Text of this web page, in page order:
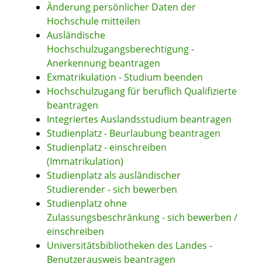
Änderung persönlicher Daten der
Hochschule mitteilen
Ausländische
Hochschulzugangsberechtigung -
Anerkennung beantragen
Exmatrikulation - Studium beenden
Hochschulzugang für beruflich Qualifizierte
beantragen
Integriertes Auslandsstudium beantragen
Studienplatz - Beurlaubung beantragen
Studienplatz - einschreiben
(Immatrikulation)
Studienplatz als ausländischer
Studierender - sich bewerben
Studienplatz ohne
Zulassungsbeschränkung - sich bewerben /
einschreiben
Universitätsbibliotheken des Landes -
Benutzerausweis beantragen